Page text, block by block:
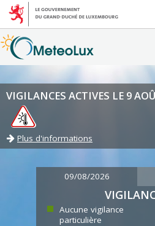
VIGILANCES ACTIVES LE 9
Plus d'informations
09/08/2026
Aucune vigilance
particulière